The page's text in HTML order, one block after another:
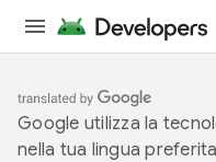
Google utilizza la
nella tua lingua